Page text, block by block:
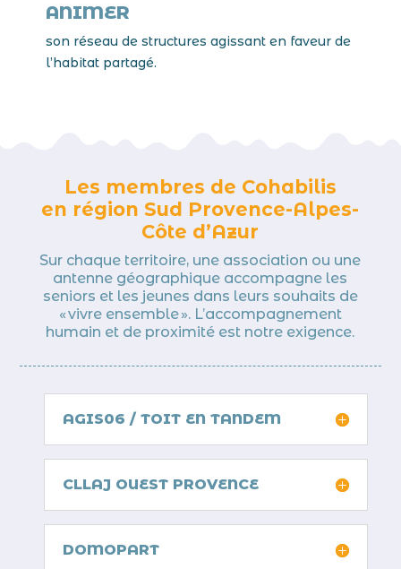
ANIMER
son réseau de structures agissant en faveur de
l’habitat partagé.
Les membres de Cohabilis
en région Sud Provence-Alpes-
Côte d’Azur
Sur chaque territoire, une association ou une
antenne géographique accompagne les
seniors et les jeunes dans leurs souhaits de
« vivre ensemble ». L’accompagnement
humain et de proximité est notre exigence.
AGIS06 / TOIT EN TANDEM
CLLAJ OUEST PROVENCE
DOMOPART